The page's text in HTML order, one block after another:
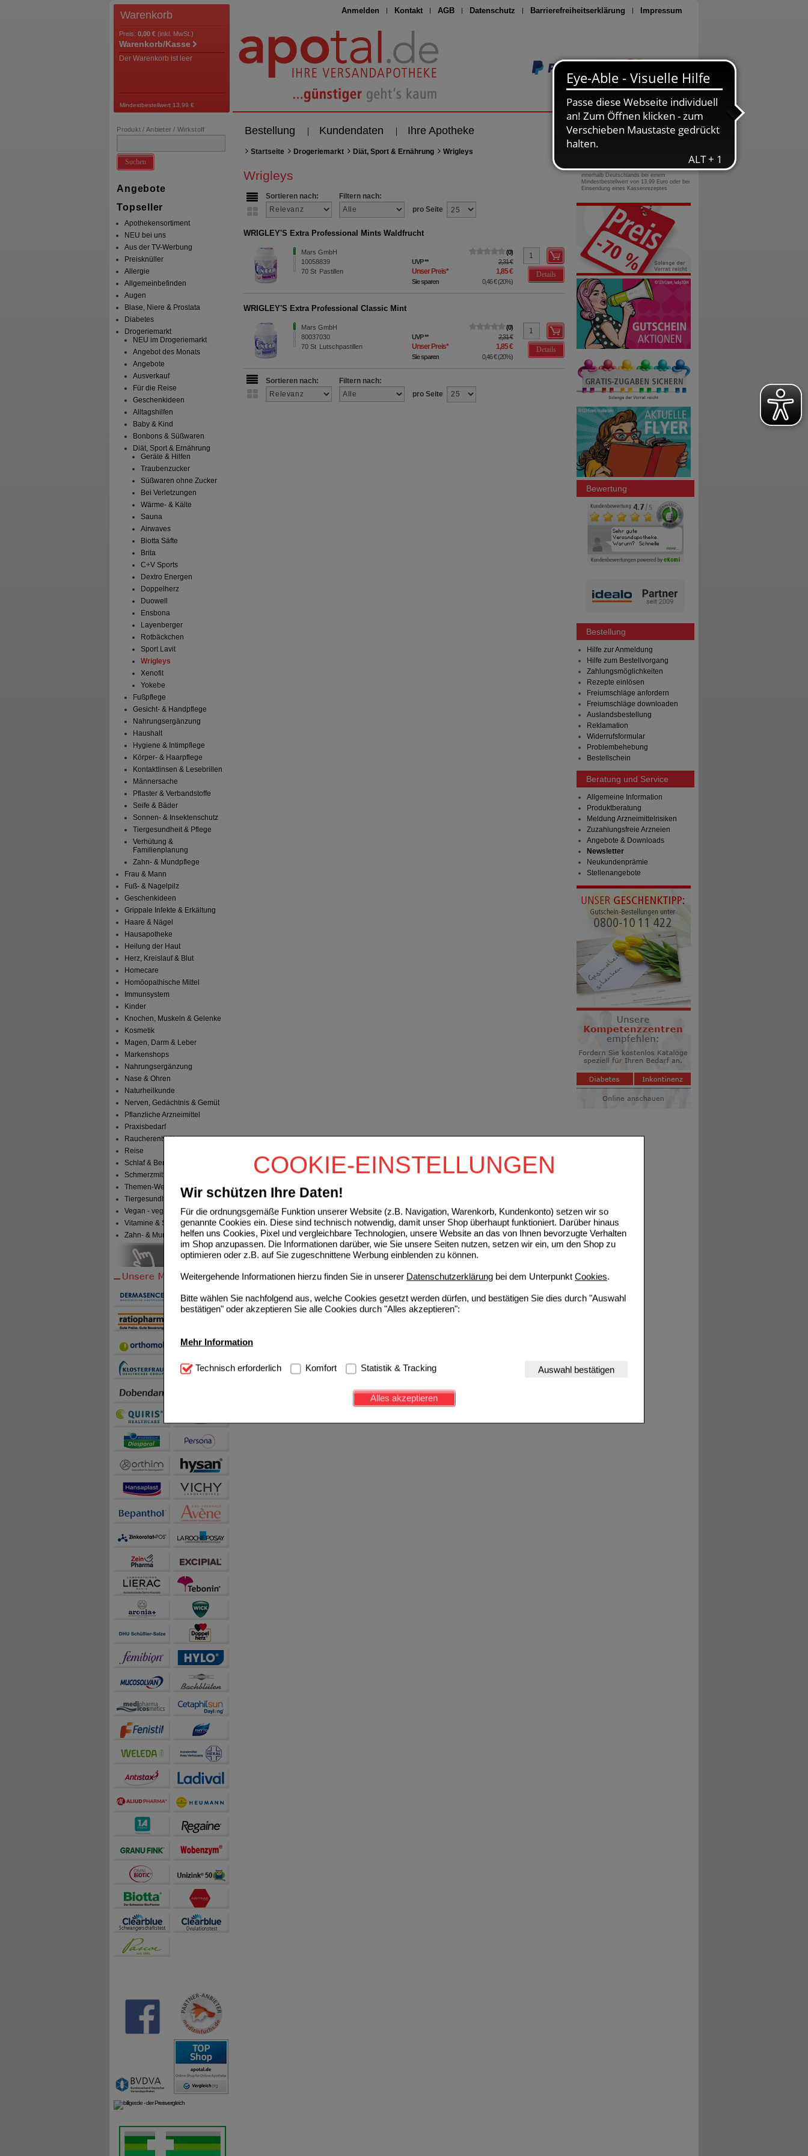
COOKIE-EINSTELLUNGEN
Wir schützen Ihre Daten!
Für die ordnungsgemäße Funktion unserer Website (z.B. Navigation, Warenkorb, Kundenkonto) setzen wir so
genannte Cookies ein. Diese sind technisch notwendig, damit unser Shop überhaupt funktioniert. Darüber hinaus
helfen uns Cookies, Pixel und vergleichbare Technologien, unsere Website an das von Ihnen bevorzugte Verhalten
im Shop anzupassen. Die Informationen darüber, wie Sie unsere Seiten nutzen, setzen wir ein, um den Shop zu
optimieren oder z.B. auf Sie zugeschnittene Werbung einblenden zu können.
Weitergehende Informationen hierzu finden Sie in unserer Datenschutzerklärung bei dem Unterpunkt Cookies.
Bitte wählen Sie nachfolgend aus, welche Cookies gesetzt werden dürfen, und bestätigen Sie dies durch "Auswahl
bestätigen" oder akzeptieren Sie alle Cookies durch "Alles akzeptieren":
Mehr Information
Technisch Notwendig: Hierbei handelt es sich um Cookies, die für die Grundfunktionen unserer Website
notwendig sind (z.B. Navigation, Warenkorb, Kundenkonto), weshalb auf diese nicht verzichtet werden kann.
Diese Cookies werden genutzt um das Einkaufserlebnis noch ansprechender zu gestalten,
beispielsweise für die Wiedererkennung des Besuchers oder unsere Seite an bevorzugte Verhaltensweisen (z.B.
Statistik & Tracking:
sammeln, mit deren Hilfe wir unsere Website weiter für Sie optimieren können, den Inhalt auf unserer Website aber
auch die Werbung auf Drittseiten möglichst relevant für Sie zu gestalten. Bitte beachten Sie, dass Daten hierfür
teilweise an Dritte wie z.B. Google oder soziale Medien übertragen werden.
Technisch erforderlich Komfort Statistik & Tracking Auswahl bestätigen
Alles akzeptieren
Anmelden Kontakt AGB Datenschutz Barrierefreiheitserklärung Impressum
Seite drucken
Warenkorb
Preis: 0,00 € (inkl. MwSt.)
Warenkorb/Kasse
Der Warenkorb ist leer
Mindestbestellwert 13,99 €
Bestellung Kundendaten Ihre Apotheke
Produkt / Anbieter / Wirkstoff
Suchen
Angebote
Topseller
Apothekensortiment
NEU bei uns
Aus der TV-Werbung
Preisknüller
Allergie
Allgemeinbefinden
Augen
Blase, Niere & Prostata
Diabetes
Drogeriemarkt
NEU im Drogeriemarkt
Angebot des Monats
Angebote
Ausverkauf
Für die Reise
Geschenkideen
Alltagshilfen
Baby & Kind
Bonbons & Süßwaren
Diät, Sport & Ernährung
Geräte & Hilfen
Traubenzucker
Süßwaren ohne Zucker
Bei Verletzungen
Wärme- & Kälte
Sauna
Airwaves
Biotta Säfte
Brita
C+V Sports
Dextro Energen
Doppelherz
Duowell
Ensbona
Layenberger
Rotbäckchen
Sport Lavit
Wrigleys
Xenofit
Yokebe
Fußpflege
Gesicht- & Handpflege
Nahrungsergänzung
Haushalt
Hygiene & Intimpflege
Körper- & Haarpflege
Kontaktlinsen & Lesebrillen
Männersache
Pflaster & Verbandstoffe
Seife & Bäder
Sonnen- & Insektenschutz
Tiergesundheit & Pflege
Verhütung &
Familienplanung
Zahn- & Mundpflege
Frau & Mann
Fuß- & Nagelpilz
Geschenkideen
Grippale Infekte & Erkältung
Haare & Nägel
Hausapotheke
Heilung der Haut
Herz, Kreislauf & Blut
Homecare
Homöopathische Mittel
Immunsystem
Kinder
Knochen, Muskeln & Gelenke
Kosmetik
Magen, Darm & Leber
Markenshops
Nahrungsergänzung
Nase & Ohren
Naturheilkunde
Nerven, Gedächtnis & Gemüt
Pflanzliche Arzneimittel
Praxisbedarf
Raucherentwöhnung
Reise
Schlaf & Beruhigung
Schmerzmittel
Themen-Welten
Tiergesundheit & Tierbedarf
Vegan - vegetarisch
Vitamine & Sport
Zahn- & Mundpflege
Startseite Drogeriemarkt Diät, Sport & Ernährung Wrigleys
Wrigleys
Sortieren nach:
Filtern nach:
pro Seite
WRIGLEY'S Extra Professional Mints Waldfrucht
Mars GmbH
10058839
70St Pastillen
0
UVP** 2,31 €
Unser Preis* 1,85 €
Sie sparen 0,46 €(20%)
Details
WRIGLEY'S Extra Professional Classic Mint
Mars GmbH
80037030
70St Lutschpastillen
0
UVP** 2,31 €
Unser Preis* 1,85 €
Sie sparen 0,46 €(20%)
Details
Sortieren nach:
Filtern nach:
pro Seite
0800-10 11 422
gebührenfreie Rufnummer
innerhalb Deutschlands bei einem
Mindestbestellwert von 13,99 Euro oder bei
Einsendung eines Kassenrezeptes
Bewertung
Bestellung
Hilfe zur Anmeldung
Hilfe zum Bestellvorgang
Zahlungsmöglichkeiten
Rezepte einlösen
Freiumschläge anfordern
Freiumschläge downloaden
Auslandsbestellung
Reklamation
Widerrufsformular
Problembehebung
Bestellschein
Beratung und Service
Allgemeine Information
Produktberatung
Meldung Arzneimittelrisiken
Zuzahlungsfreie Arzneien
Angebote & Downloads
Newsletter
Neukundenprämie
Stellenangebote